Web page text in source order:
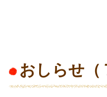
おしらせ（